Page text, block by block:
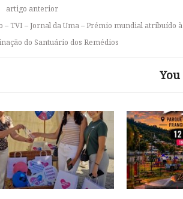
artigo anterior
– TVI – Jornal da Uma – Prémio mundial atribuído
do Santuário dos Remédios